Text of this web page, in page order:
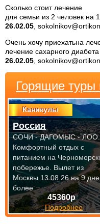
Сколько стоит лечение
для семьи из 2 человек на
26.02.05 ,
Очень хочу приехатьна
лечение сахарного
26.02.05 ,
Горящие туры
Каникулы
45360р
Подробнее
Россия
СОЧИ - ДАГОМЫС - ЛОО.
Комфортный отдых с
питанием на
побережье. Вылет из
Москвы 13.08.26 на 9
более